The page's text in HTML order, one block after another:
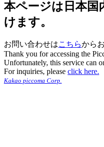
本ページは日本国
けます。
お問い合わせはこちらから
Thank you for accessing the
Unfortunately, this service can
For inquiries, please click here.
Kakao piccoma Corp.